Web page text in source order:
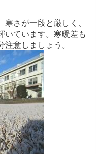
さが一段と厳しく、
いています。寒暖差も
意しましょう。